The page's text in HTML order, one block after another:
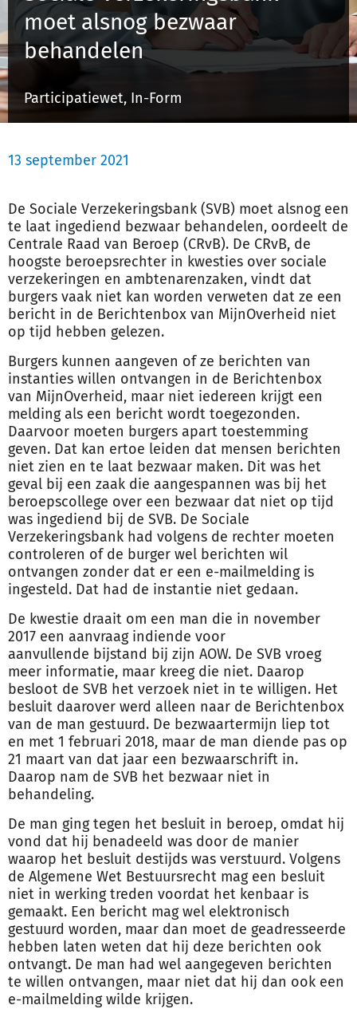
Inloggen
Registreren
moet alsnog bezwaar
behandelen
Participatiewet, In-Form
13 september 2021
De Sociale Verzekeringsbank (SVB) moet alsnog een
te laat ingediend bezwaar behandelen, oordeelt de
Centrale Raad van Beroep (CRvB). De CRvB, de
hoogste beroepsrechter in kwesties over sociale
verzekeringen en ambtenarenzaken, vindt dat
burgers vaak niet kan worden verweten dat ze een
bericht in de Berichtenbox van MijnOverheid niet
op tijd hebben gelezen.
Burgers kunnen aangeven of ze berichten van
instanties willen ontvangen in de Berichtenbox
van MijnOverheid, maar niet iedereen krijgt een
melding als een bericht wordt toegezonden.
Daarvoor moeten burgers apart toestemming
geven. Dat kan ertoe leiden dat mensen berichten
niet zien en te laat bezwaar maken. Dit was het
geval bij een zaak die aangespannen was bij het
beroepscollege over een bezwaar dat niet op tijd
was ingediend bij de SVB. De Sociale
Verzekeringsbank had volgens de rechter moeten
controleren of de burger wel berichten wil
ontvangen zonder dat er een e-mailmelding is
ingesteld. Dat had de instantie niet gedaan.
De kwestie draait om een man die in november
2017 een aanvraag indiende voor
aanvullende bijstand bij zijn AOW. De SVB vroeg
meer informatie, maar kreeg die niet. Daarop
besloot de SVB het verzoek niet in te willigen. Het
besluit daarover werd alleen naar de Berichtenbox
van de man gestuurd. De bezwaartermijn liep tot
en met 1 februari 2018, maar de man diende pas op
21 maart van dat jaar een bezwaarschrift in.
Daarop nam de SVB het bezwaar niet in
behandeling.
De man ging tegen het besluit in beroep, omdat hij
vond dat hij benadeeld was door de manier
waarop het besluit destijds was verstuurd. Volgens
de Algemene Wet Bestuursrecht mag een besluit
niet in werking treden voordat het kenbaar is
gemaakt. Een bericht mag wel elektronisch
gestuurd worden, maar dan moet de geadresseerde
hebben laten weten dat hij deze berichten ook
ontvangt. De man had wel aangegeven berichten
te willen ontvangen, maar niet dat hij dan ook een
e-mailmelding wilde krijgen.